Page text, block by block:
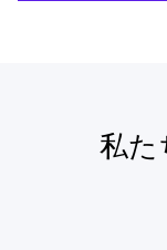
私た